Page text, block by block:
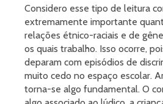
Considero esse tipo de leitura
extremamente importante
relações étnico-raciais e de
os quais trabalho. Isso ocorre,
deparam com episódios de
muito cedo no espaço escolar.
torna-se algo fundamental. O